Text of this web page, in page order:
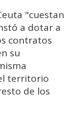
"cuestan
a dotar a
contratos
su
territorio
de los